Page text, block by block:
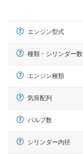
エンジン型式
種類・シリンダー数
エンジン種類
気筒配列
バルブ数
シリンダー内径